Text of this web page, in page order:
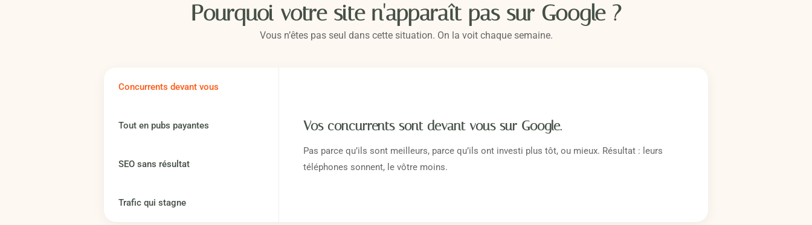
Pourquoi votre site n'apparaît pas sur Google ?
Vous n’êtes pas seul dans cette situation. On la voit chaque semaine.
Concurrents devant vous
Tout en pubs payantes
SEO sans résultat
Trafic qui stagne
Vos concurrents sont devant vous sur Google.
Pas parce qu’ils sont meilleurs, parce qu’ils ont investi plus tôt, ou mieux. Résultat : leurs
téléphones sonnent, le vôtre moins.